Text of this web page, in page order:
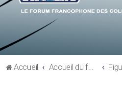
Accueil Accueil du forum